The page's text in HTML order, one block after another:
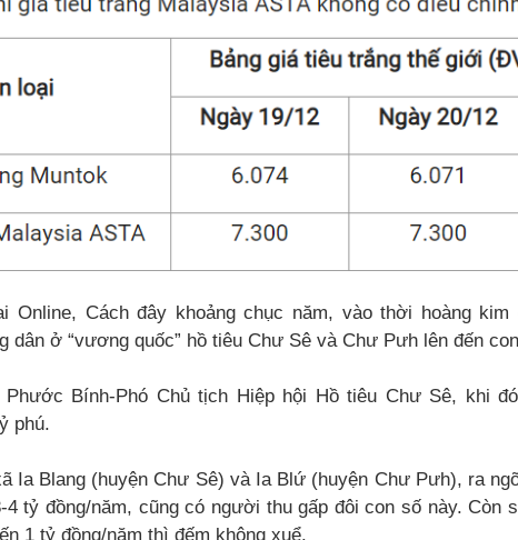
Online, Cách đây khoảng chục năm, vào thời hoàng
dân ở “vương quốc” hồ tiêu Chư Sê và Chư Pưh lên đến
Phước Bính-Phó Chủ tịch Hiệp hội Hồ tiêu Chư Sê, khi
phú.
Ia Blang (huyện Chư Sê) và Ia Blứ (huyện Chư Pưh), ra
4 tỷ đồng/năm, cũng có người thu gấp đôi con số này. Còn
1 tỷ đồng/năm thì đếm không xuể.